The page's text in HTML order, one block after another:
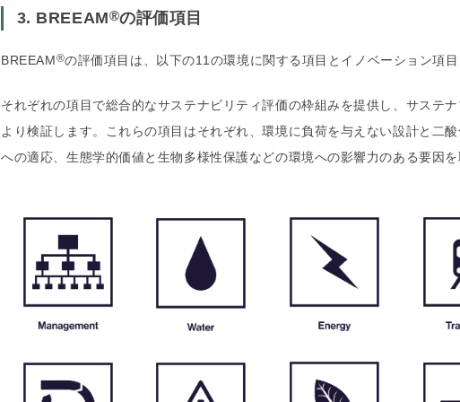
3. BREEAM®の評価項目
BREEAM®の評価項目は、以下の11の環境に関する項目とイノベーション項
それぞれの項目で総合的なサステナビリティ評価の枠組みを提供し、サステ
より検証します。これらの項目はそれぞれ、環境に負荷を与えない設計と二
への適応、生態学的価値と生物多様性保護などの環境への影響力のある要因